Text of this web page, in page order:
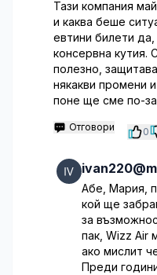
Тази компания
и каква беше
евтини билети
консервна кутия.
полезно,
някакви промени
поне ще сме по-
Отговори 0
Абе, Мария,
кой ще
за
пак, Wizz Air
ако мислит
Преди